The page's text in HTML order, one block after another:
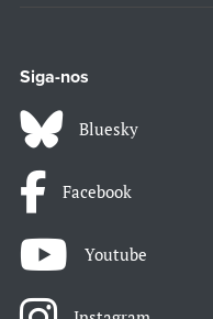
Siga-nos
Bluesky
Facebook
Youtube